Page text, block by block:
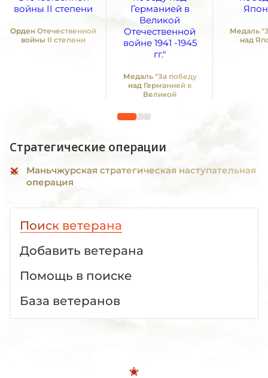
Орден Отечественной
войны II степени
Медаль "За победу
над Германией в
Великой
1941 -1945 гг."
Медаль
над
Стратегические операции
Маньчжурская стратегическая наступательная
операция
Поиск ветерана
Добавить ветерана
Помощь в поиске
База ветеранов